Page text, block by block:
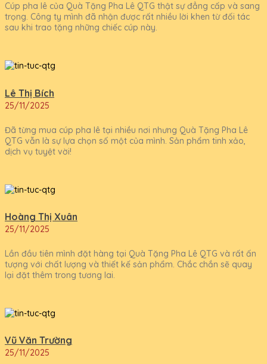
Cúp pha lê của Quà Tặng Pha Lê QTG thật sự đẳng cấp và sang
trọng. Công ty mình đã nhận được rất nhiều lời khen từ đối tác
sau khi trao tặng những chiếc cúp này.
Lê Thị Bích
25/11/2025
Đã từng mua cúp pha lê tại nhiều nơi nhưng Quà Tặng Pha Lê
QTG vẫn là sự lựa chọn số một của mình. Sản phẩm tinh xảo,
dịch vụ tuyệt vời!
Hoàng Thị Xuân
25/11/2025
Lần đầu tiên mình đặt hàng tại Quà Tặng Pha Lê QTG và rất ấn
tượng với chất lượng và thiết kế sản phẩm. Chắc chắn sẽ quay
lại đặt thêm trong tương lai.
Vũ Văn Trường
25/11/2025